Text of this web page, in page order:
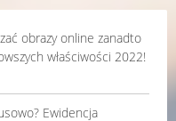
obrazy online zanadto
właściwości 2022!
Ewidencja